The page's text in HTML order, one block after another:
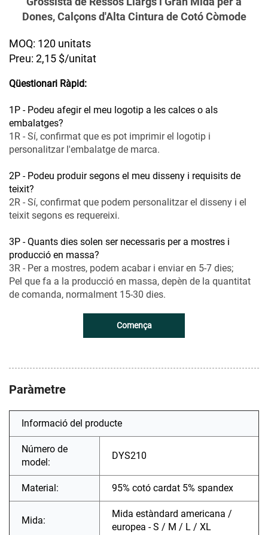
Dones, Calçons d'Alta Cintura de Cotó Còmode
MOQ: 120 unitats
Preu: 2,15 $/unitat
Qüestionari Ràpid:
1P - Podeu afegir el meu logotip a les calces o als
embalatges?
1R - Sí, confirmat que es pot imprimir el logotip i
personalitzar l'embalatge de marca.
2P - Podeu produir segons el meu disseny i requisits de
teixit?
2R - Sí, confirmat que podem personalitzar el disseny i el
teixit segons es requereixi.
3P - Quants dies solen ser necessaris per a mostres i
producció en massa?
3R - Per a mostres, podem acabar i enviar en 5-7 dies;
Pel que fa a la producció en massa, depèn de la quantitat
de comanda, normalment 15-30 dies.
Comença
Paràmetre
Informació del producte
Número de
model:
DYS210
Material: 95% cotó cardat 5% spandex
Mida:
Mida estàndard americana /
europea - S / M / L / XL